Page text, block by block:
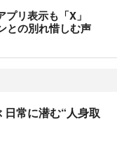
リ表示も「X」
の別れ惜しむ声
日常に潜む“人身取